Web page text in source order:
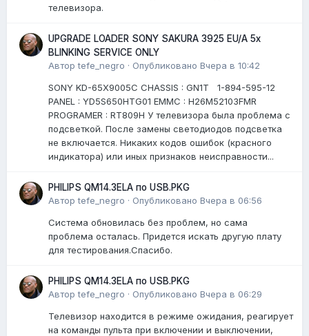
телевизора.
UPGRADE LOADER SONY SAKURA 3925 EU/A 5x
BLINKING SERVICE ONLY
Авторtefe_negro · Опубликовано Вчера в 10:42
SONY KD-65X9005C CHASSIS : GN1T 1-894-595-12
PANEL : YD5S650HTG01 EMMC : H26M52103FMR
PROGRAMER : RT809H У телевизора была проблема с
подсветкой. После замены светодиодов подсветка
не включается. Никаких кодов ошибок (красного
индикатора) или иных признаков неисправности...
PHILIPS QM14.3ELA по USB.PKG
Авторtefe_negro · Опубликовано Вчера в 06:56
Система обновилась без проблем, но сама
проблема осталась. Придется искать другую плату
для тестирования.Спасибо.
PHILIPS QM14.3ELA по USB.PKG
Авторtefe_negro · Опубликовано Вчера в 06:29
Телевизор находится в режиме ожидания, реагирует
на команды пульта при включении и выключении,